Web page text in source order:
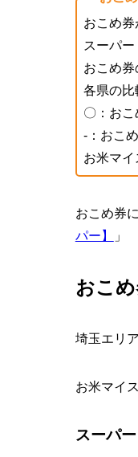
おこめ
スーパ
おこめ
各県の比
〇：おこ
-：おこ
お米マ
おこめ券
パー】
」
おこめ
埼玉エリ
お米マイ
スーパ